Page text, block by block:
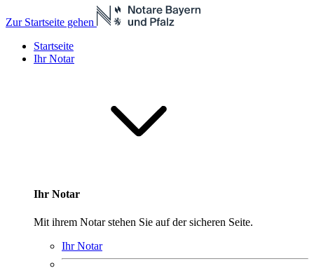
Zur Startseite gehen
Startseite
Ihr Notar
Ihr Notar
Mit ihrem Notar stehen Sie auf der sicheren Seite.
Ihr Notar